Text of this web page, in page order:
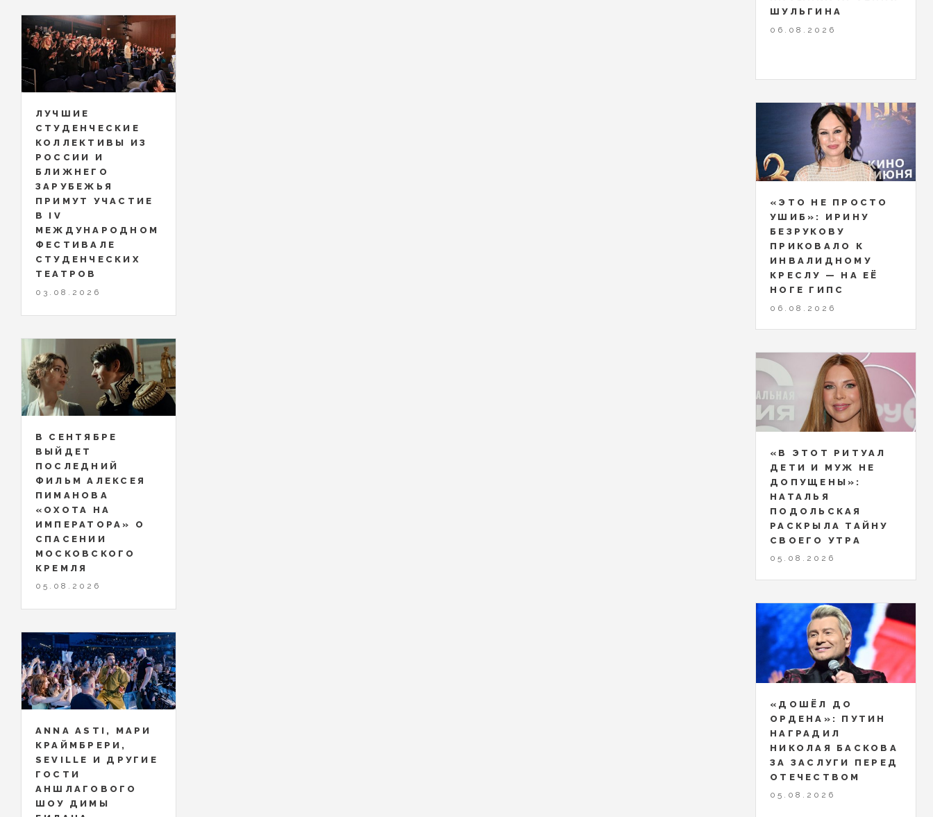
ЛУЧШИЕ
СТУДЕНЧЕСКИЕ
КОЛЛЕКТИВЫ ИЗ
РОССИИ И
БЛИЖНЕГО
ЗАРУБЕЖЬЯ
ПРИМУТ УЧАСТИЕ
В IV
МЕЖДУНАРОДНОМ
ФЕСТИВАЛЕ
СТУДЕНЧЕСКИХ
ТЕАТРОВ
03.08.2026
В СЕНТЯБРЕ
ВЫЙДЕТ
ПОСЛЕДНИЙ
ФИЛЬМ АЛЕКСЕЯ
ПИМАНОВА
«ОХОТА НА
ИМПЕРАТОРА» О
СПАСЕНИИ
МОСКОВСКОГО
КРЕМЛЯ
05.08.2026
ANNA ASTI, МАРИ
КРАЙМБРЕРИ,
SEVILLE И ДРУГИЕ
ГОСТИ
АНШЛАГОВОГО
ШОУ ДИМЫ
ШУЛЬГИНА
06.08.2026
«ЭТО НЕ ПРОСТО
УШИБ»: ИРИНУ
БЕЗРУКОВУ
ПРИКОВАЛО К
ИНВАЛИДНОМУ
КРЕСЛУ — НА ЕЁ
НОГЕ ГИПС
06.08.2026
«В ЭТОТ РИТУАЛ
ДЕТИ И МУЖ НЕ
ДОПУЩЕНЫ»:
НАТАЛЬЯ
ПОДОЛЬСКАЯ
РАСКРЫЛА ТАЙНУ
СВОЕГО УТРА
05.08.2026
«ДОШЁЛ ДО
ОРДЕНА»: ПУТИН
НАГРАДИЛ
НИКОЛАЯ БАСКОВА
ЗА ЗАСЛУГИ ПЕРЕД
ОТЕЧЕСТВОМ
05.08.2026